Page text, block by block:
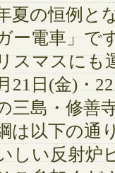
夏の恒例と
ー電車」で
スマスにも
21日(金)・
三島・修善
は以下の通
しい反射炉